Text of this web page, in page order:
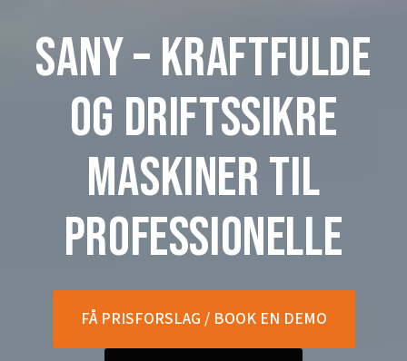
Sany –kraftfulde
og driftssikre
maskinertil
professionelle
FÅ PRISFORSLAG / BOOK EN DEMO